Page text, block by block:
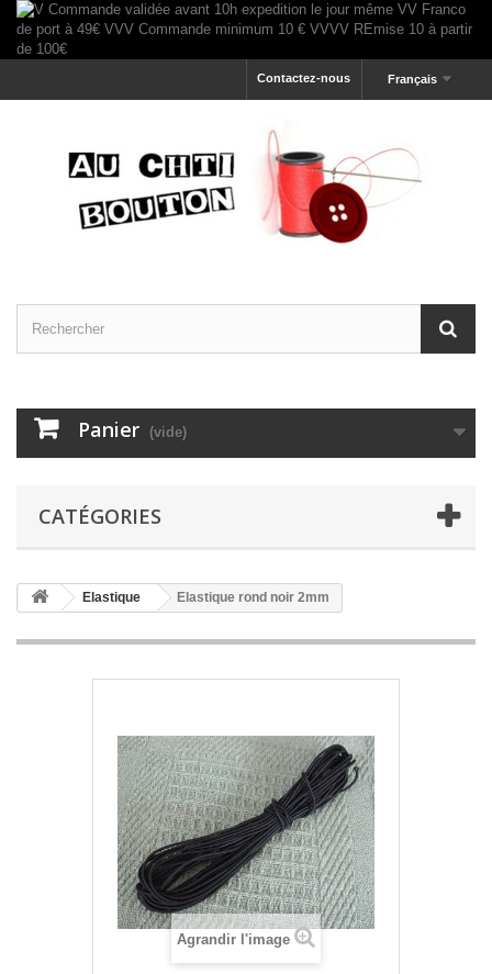
Français
Contactez-nous
Panier (vide)
CATÉGORIES
Elastique Elastique rond noir 2mm
Agrandir l'image